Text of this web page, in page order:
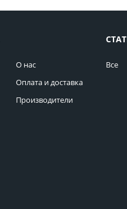
О нас
Оплата и доставка
Производители
Все